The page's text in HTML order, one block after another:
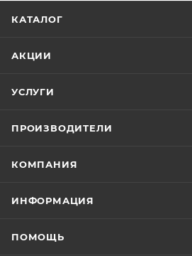
КАТАЛОГ
АКЦИИ
УСЛУГИ
ПРОИЗВОДИТЕЛИ
КОМПАНИЯ
ИНФОРМАЦИЯ
ПОМОЩЬ